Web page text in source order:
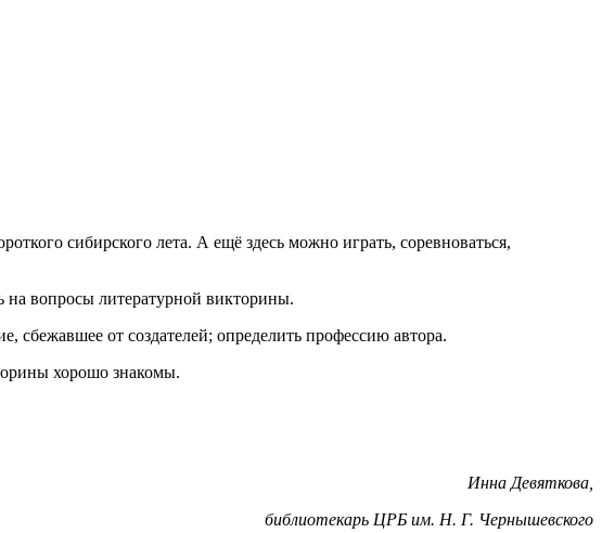
сибирского лета. А ещё здесь можно играть, соревноваться,
вопросы литературной викторины.
сбежавшее от создателей; определить профессию автора.
хорошо знакомы.
Инна Девяткова,
библиотекарь ЦРБ им. Н. Г. Чернышевского